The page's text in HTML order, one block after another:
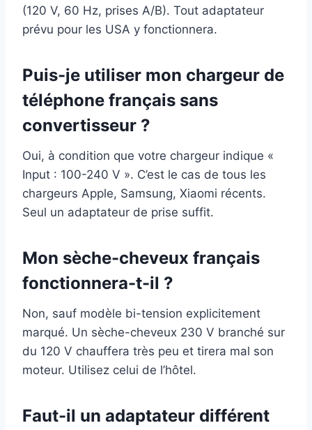
(120 V, 60 Hz, prises A/B). Tout adaptateur
prévu pour les USA y fonctionnera.
Puis-je utiliser mon chargeur de
téléphone français sans
convertisseur ?
Oui, à condition que votre chargeur indique «
Input : 100-240 V ». C’est le cas de tous les
chargeurs Apple, Samsung, Xiaomi récents.
Seul un adaptateur de prise suffit.
Mon sèche-cheveux français
fonctionnera-t-il ?
Non, sauf modèle bi-tension explicitement
marqué. Un sèche-cheveux 230 V branché sur
du 120 V chauffera très peu et tirera mal son
moteur. Utilisez celui de l’hôtel.
Faut-il un adaptateur différent